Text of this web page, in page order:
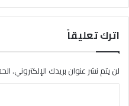
اترك تعليقاً
لن يتم نشر عنوان بريدك الإلكتروني.